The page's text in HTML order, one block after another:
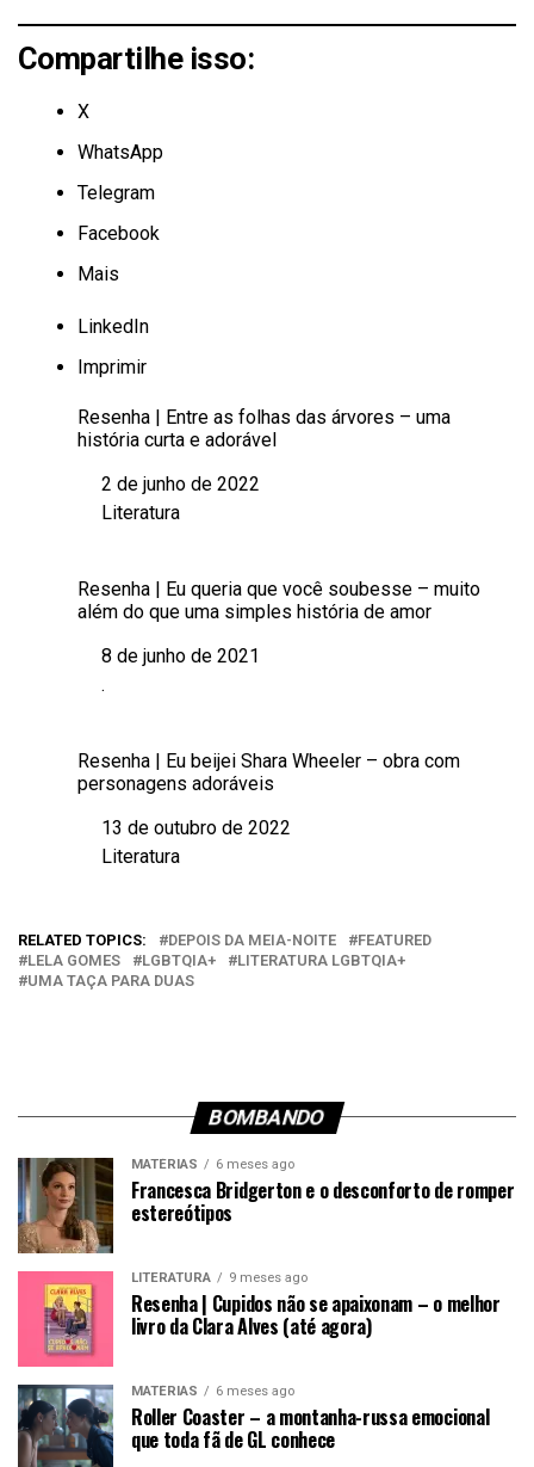
Compartilhe isso:
X
WhatsApp
Telegram
Facebook
Mais
LinkedIn
Imprimir
Resenha | Entre as folhas das árvores – uma
história curta e adorável
Data
2 de junho de 2022
Em relação a
Literatura
Resenha | Eu queria que você soubesse – muito
além do que uma simples história de amor
Data
8 de junho de 2021
Em relação a
.
Resenha | Eu beijei Shara Wheeler – obra com
personagens adoráveis
Data13 de outubro de 2022
Em relação a
Literatura
RELATED TOPICS: DEPOIS DA MEIA-NOITE
FEATURED
LELA GOMES
LGBTQIA+
LITERATURA LGBTQIA+
UMA TAÇA PARA DUAS
BOMBANDO
MATÉRIAS 6 meses ago
Francesca Bridgerton e o desconforto de romper
estereótipos
LITERATURA 9 meses ago
Resenha | Cupidos não se apaixonam – o melhor
livro da Clara Alves (até agora)
MATÉRIAS 6 meses ago
Roller Coaster – a montanha-russa emocional
que toda fã de GL conhece